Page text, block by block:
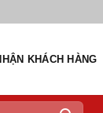
KHÁCH HÀNG